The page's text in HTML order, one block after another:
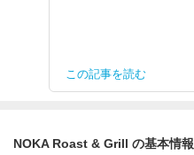
この記事を読む
NOKA Roast & Grill の基本情報